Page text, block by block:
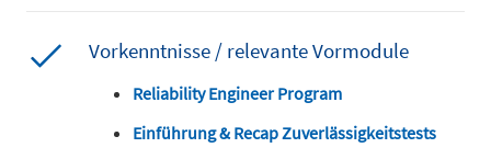
Vorkenntnisse / relevante Vormodule
Reliability Engineer Program
Einführung & Recap Zuverlässigkeitstests